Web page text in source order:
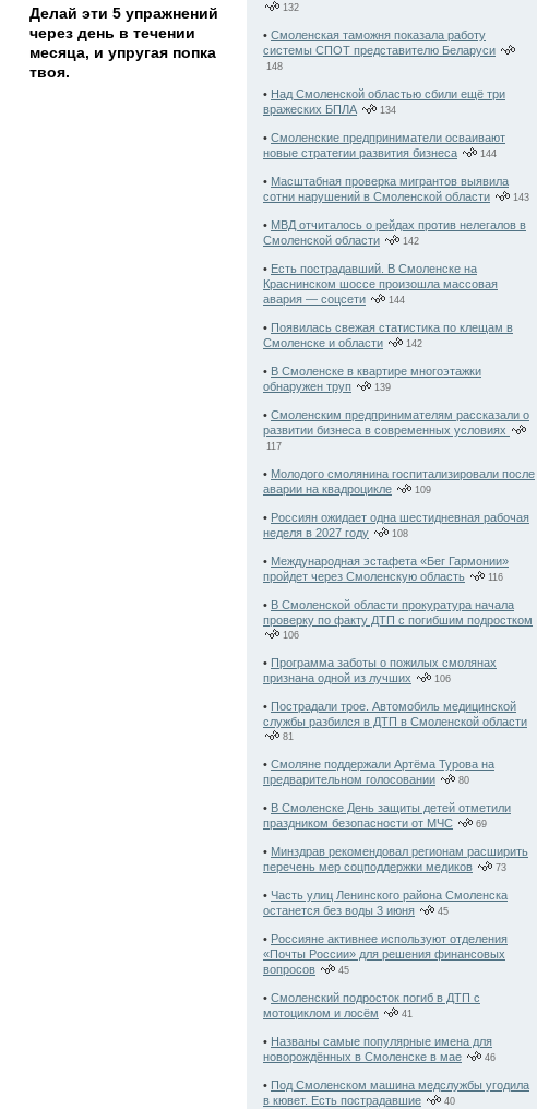
Делай эти 5 упражнений
через день в течении
месяца, и упругая попка
твоя.
132
• Смоленская таможня показала работу
системы СПОТ представителю Беларуси
148
• Над Смоленской областью сбили ещё три
вражеских БПЛА
134
• Смоленские предприниматели осваивают
новые стратегии развития бизнеса
144
• Масштабная проверка мигрантов выявила
сотни нарушений в Смоленской области
143
• МВД отчиталось о рейдах против нелегалов в
Смоленской области
142
• Есть пострадавший. В Смоленске на
Краснинском шоссе произошла массовая
авария — соцсети
144
• Появилась свежая статистика по клещам в
Смоленске и области
142
• В Смоленске в квартире многоэтажки
обнаружен труп
139
• Смоленским предпринимателям рассказали о
развитии бизнеса в современных условиях
117
• Молодого смолянина госпитализировали после
аварии на квадроцикле
109
• Россиян ожидает одна шестидневная рабочая
неделя в 2027 году
108
• Международная эстафета «Бег Гармонии»
пройдет через Смоленскую область
116
• В Смоленской области прокуратура начала
проверку по факту ДТП с погибшим подростком
106
• Программа заботы о пожилых смолянах
признана одной из лучших
106
• Пострадали трое. Автомобиль медицинской
службы разбился в ДТП в Смоленской области
81
• Смоляне поддержали Артёма Турова на
предварительном голосовании
80
• В Смоленске День защиты детей отметили
праздником безопасности от МЧС
69
• Минздрав рекомендовал регионам расширить
перечень мер соцподдержки медиков
73
• Часть улиц Ленинского района Смоленска
останется без воды 3 июня
45
• Россияне активнее используют отделения
«Почты России» для решения финансовых
вопросов
45
• Смоленский подросток погиб в ДТП с
мотоциклом и лосём
41
• Названы самые популярные имена для
новорождённых в Смоленске в мае
46
• Под Смоленском машина медслужбы угодила
в кювет. Есть пострадавшие
40